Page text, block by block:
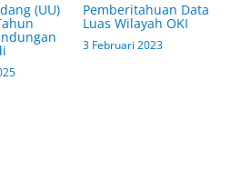
(UU) Pemberitahuan Data
Luas Wilayah OKI
3 Februari 2023